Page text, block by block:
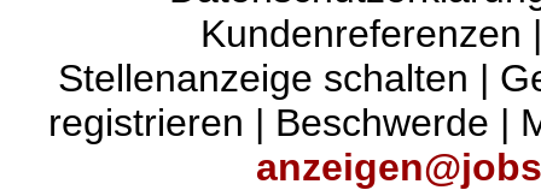
Kundenreferenzen
Stellenanzeige schalten |
registrieren | Beschwerde |